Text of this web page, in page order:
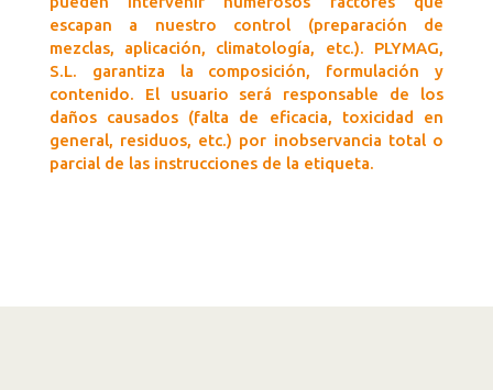
escapan a nuestro control (preparación de
mezclas, aplicación, climatología, etc.). PLYMAG,
S.L. garantiza la composición, formulación y
contenido. El usuario será responsable de los
daños causados (falta de eficacia, toxicidad en
general, residuos, etc.) por inobservancia total o
parcial de las instrucciones de la etiqueta.